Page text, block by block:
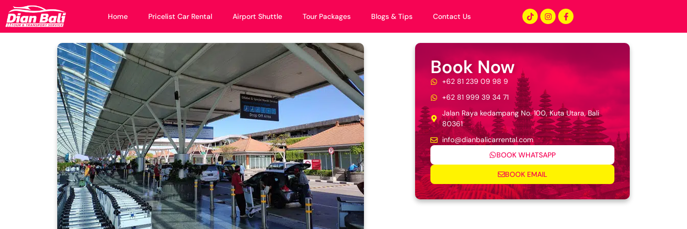
Home Pricelist Car Rental Airport Shuttle Tour Packages Blogs & Tips Contact Us
Book Now
+62 81 239 09 98 9
+62 81 999 39 34 71
Jalan Raya kedampang No. 100, Kuta Utara, Bali
80361
info@dianbalicarrental.com
BOOK WHATSAPP
BOOK EMAIL